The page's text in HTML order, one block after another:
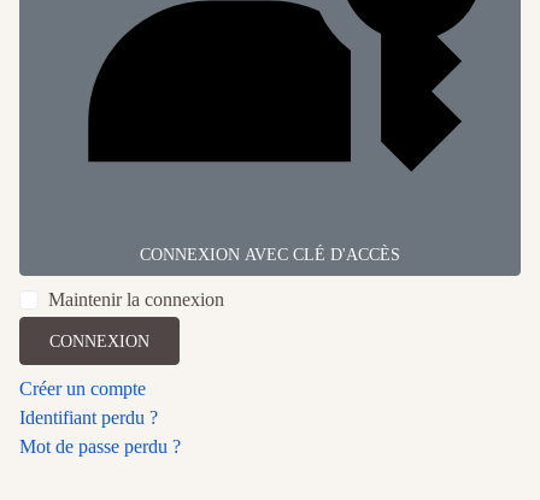
CONNEXION AVEC CLÉ D'ACCÈS
Maintenir la connexion
CONNEXION
Créer un compte
Identifiant perdu ?
Mot de passe perdu ?